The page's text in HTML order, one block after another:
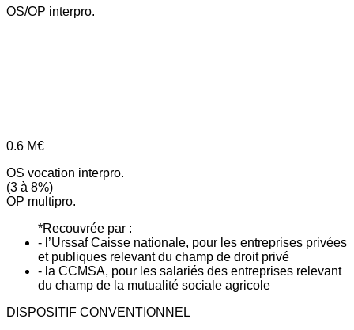
OS/OP interpro.
0.6 M€
OS vocation interpro.
(3 à 8%)
OP multipro.
*Recouvrée par :
- l’Urssaf Caisse nationale, pour les entreprises privées
et publiques relevant du champ de droit privé
- la CCMSA, pour les salariés des entreprises relevant
du champ de la mutualité sociale agricole
DISPOSITIF CONVENTIONNEL